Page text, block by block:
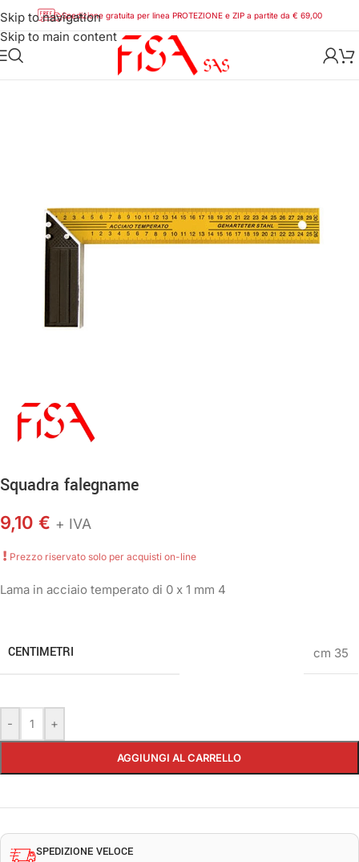
Skip to navigation
Skip to main content
Spedizione gratuita per linea PROTEZIONE e ZIP a partite da € 69,00
Tecnici e Misurazione Misurazione
Squadra falegname
9,10 € + IVA
Prezzo riservato solo per acquisti on-line
Lama in acciaio temperato di 0 x 1 mm 4
CENTIMETRI cm 35
- +
AGGIUNGI AL CARRELLO
SPEDIZIONE VELOCE